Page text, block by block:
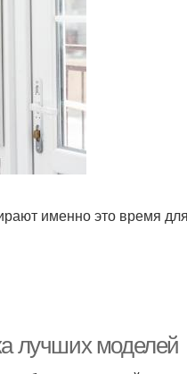
именно это время
лучших моделей